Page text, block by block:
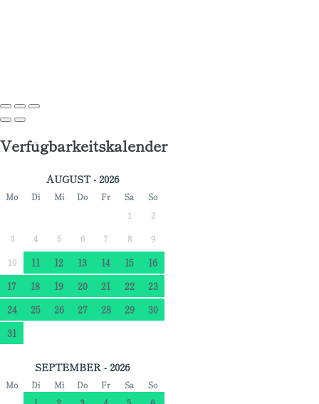
Verfügbarkeitskalender
AUGUST - 2026
Mo Di Mi Do Fr Sa So
1
2
3
4 5 6 7 8
9
10
11 12 13 14 15
16
17
18 19 20 21 22
23
24
25 26 27 28 29
30
31
SEPTEMBER - 2026
Mo Di Mi Do Fr Sa So